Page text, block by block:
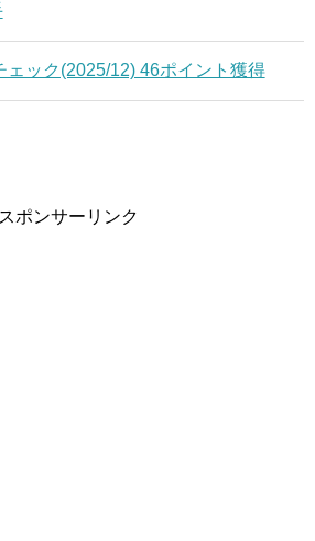
ェック(2025/12) 46ポイント獲得
スポンサーリンク